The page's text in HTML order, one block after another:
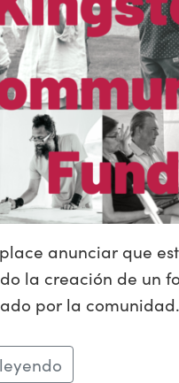
anunciar que
la creación de un
por la comunidad.